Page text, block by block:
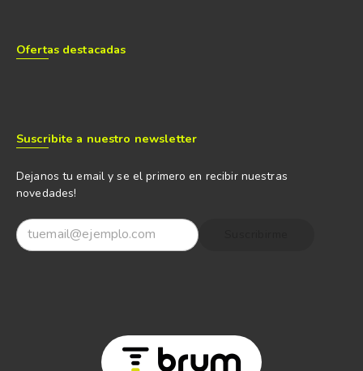
Ofertas destacadas
Suscribite a nuestro newsletter
Dejanos tu email y se el primero en recibir nuestras
novedades!